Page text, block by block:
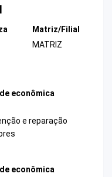
Matriz/Filial
MATRIZ
econômica
e reparação
econômica